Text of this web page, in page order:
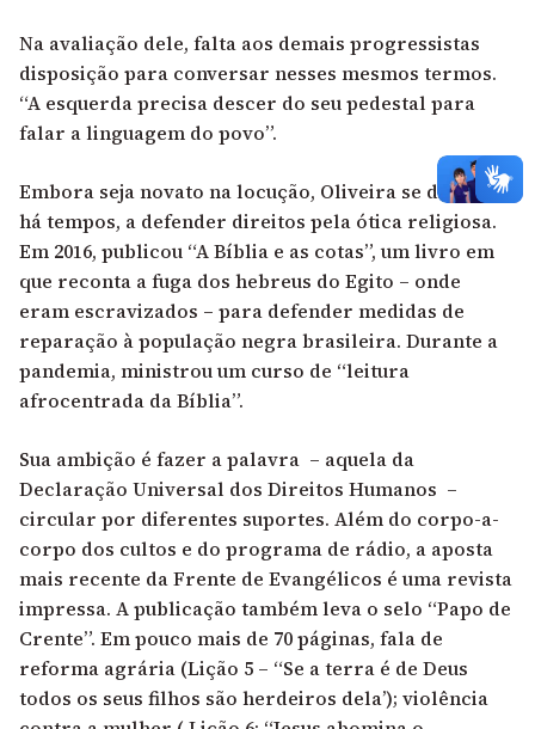
Na avaliação dele, falta aos demais progressistas
disposição para conversar nesses mesmos termos.
“A esquerda precisa descer do seu pedestal para
falar a linguagem do povo”.
Embora seja novato na locução, Oliveira se dedica,
há tempos, a defender direitos pela ótica religiosa.
Em 2016, publicou “A Bíblia e as cotas”, um livro em
que reconta a fuga dos hebreus do Egito – onde
eram escravizados – para defender medidas de
reparação à população negra brasileira. Durante a
pandemia, ministrou um curso de “leitura
afrocentrada da Bíblia”.
Sua ambição é fazer a palavra – aquela da
Declaração Universal dos Direitos Humanos –
circular por diferentes suportes. Além do corpo-a-
corpo dos cultos e do programa de rádio, a aposta
mais recente da Frente de Evangélicos é uma revista
impressa. A publicação também leva o selo “Papo de
Crente”. Em pouco mais de 70 páginas, fala de
reforma agrária (Lição 5 – “Se a terra é de Deus
todos os seus filhos são herdeiros dela’); violência